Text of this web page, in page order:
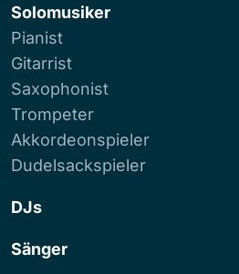
Solomusiker
Pianist
Gitarrist
Saxophonist
Trompeter
Akkordeonspieler
Dudelsackspieler
DJs
Sänger